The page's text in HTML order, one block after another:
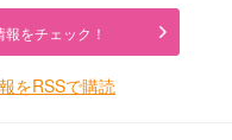
をチェック！
をRSSで購読